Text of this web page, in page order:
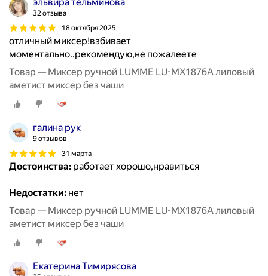
32 отзыва
18 октября 2025
отличный миксер!взбивает
моментально..рекомендую,не пожалеете
Товар — Миксер ручной LUMME LU-MX1876A лиловый
аметист миксер без чаши
галина рук
9 отзывов
31 марта
Достоинства: работает хорошо,нравиться
Недостатки: нет
Товар — Миксер ручной LUMME LU-MX1876A лиловый
аметист миксер без чаши
Екатерина Тимирясова